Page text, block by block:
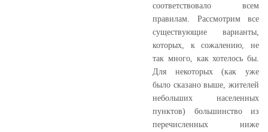
соответствовало всем
правилам. Рассмотрим все
существующие варианты,
которых, к сожалению, не
так много, как хотелось бы.
Для некоторых (как уже
было сказано выше, жителей
небольших населенных
пунктов) большинство из
перечисленных ниже